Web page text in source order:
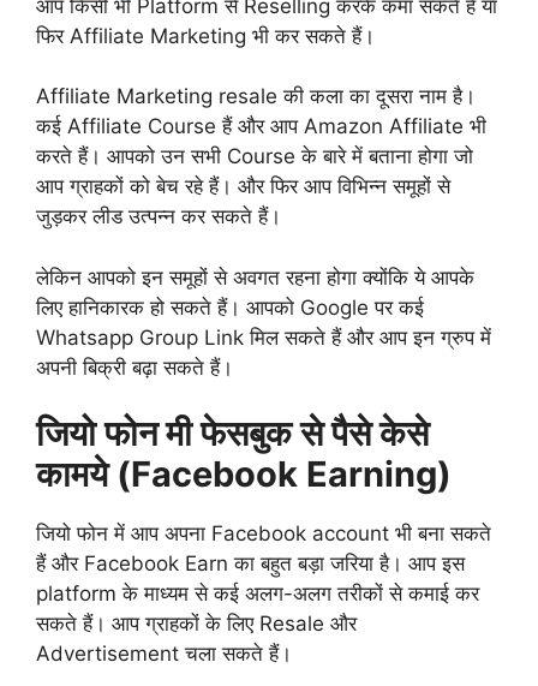
आप किसी भी Platform से Reselling करके कमा सकते हैं या
फिर Affiliate Marketing भी कर सकते हैं।
Affiliate Marketing resale की कला का दूसरा नाम है।
कई Affiliate Course हैं और आप Amazon Affiliate भी
करते हैं। आपको उन सभी Course के बारे में बताना होगा जो
आप ग्राहकों को बेच रहे हैं। और फिर आप विभिन्न समूहों से
जुड़कर लीड उत्पन्न कर सकते हैं।
लेकिन आपको इन समूहों से अवगत रहना होगा क्योंकि ये आपके
लिए हानिकारक हो सकते हैं। आपको Google पर कई
Whatsapp Group Link मिल सकते हैं और आप इन ग्रुप में
अपनी बिक्री बढ़ा सकते हैं।
जियो फोन मी फेसबुक से पैसे केसे
कामये (Facebook Earning)
जियो फोन में आप अपना Facebook account भी बना सकते
हैं और Facebook Earn का बहुत बड़ा जरिया है। आप इस
platform के माध्यम से कई अलग-अलग तरीकों से कमाई कर
सकते हैं। आप ग्राहकों के लिए Resale और
Advertisement चला सकते हैं।